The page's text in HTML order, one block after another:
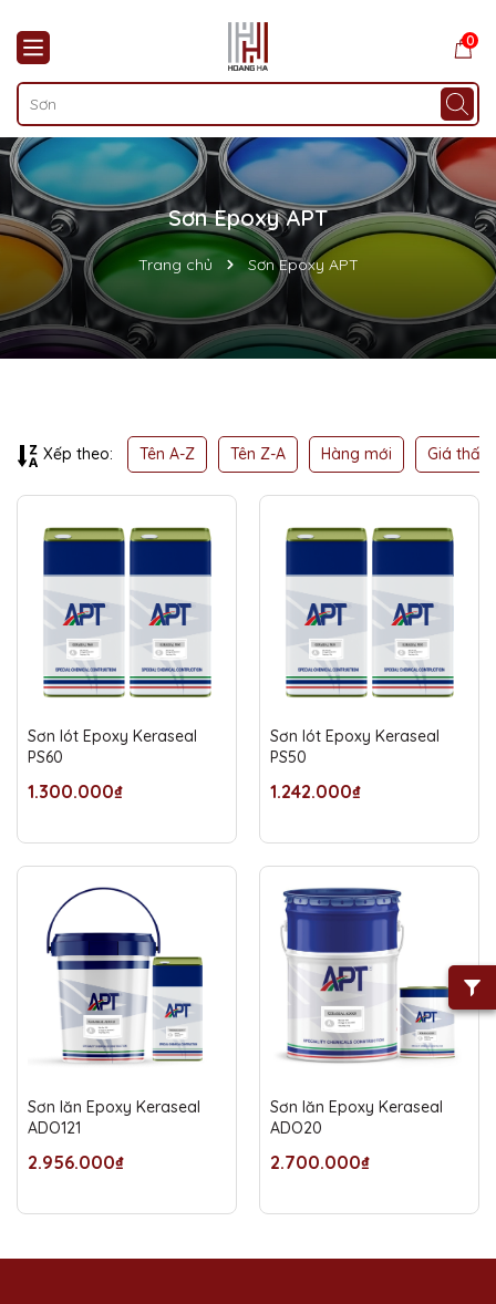
0
Sơn Epoxy APT
Trang chủ Sơn Epoxy APT
Mã giảm giá:
Xếp theo:
Tên A-Z Tên Z-A Hàng mới Giá thấp
Sơn lót Epoxy Keraseal
PS60
1.300.000₫
Sơn lót Epoxy Keraseal
PS50
1.242.000₫
Sơn lăn Epoxy Keraseal
ADO121
2.956.000₫
Sơn lăn Epoxy Keraseal
ADO20
2.700.000₫